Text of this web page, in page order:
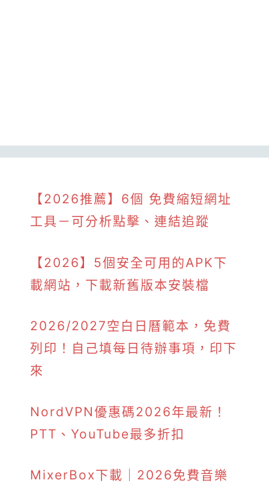
【2026推薦】6個 免費縮短網址
工具－可分析點擊、連結追蹤
【2026】5個安全可用的APK下
載網站，下載新舊版本安裝檔
2026/2027空白日曆範本，免費
列印！自己填每日待辦事項，印下
來
NordVPN優惠碼2026年最新！
PTT、YouTube最多折扣
MixerBox下載｜2026免費音樂